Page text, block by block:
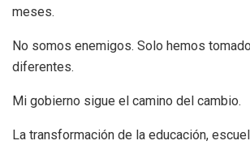
meses.
No somos enemigos. Solo hemos
diferentes.
Mi gobierno sigue el camino del cambio.
La transformación de la educación,